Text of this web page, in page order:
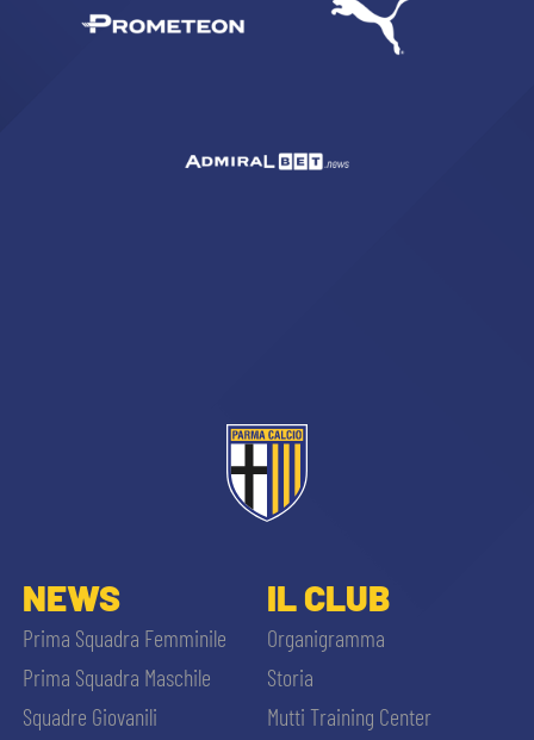
NEWS
Prima Squadra Femminile
Prima Squadra Maschile
Squadre Giovanili
IL CLUB
Organigramma
Storia
Mutti Training Center